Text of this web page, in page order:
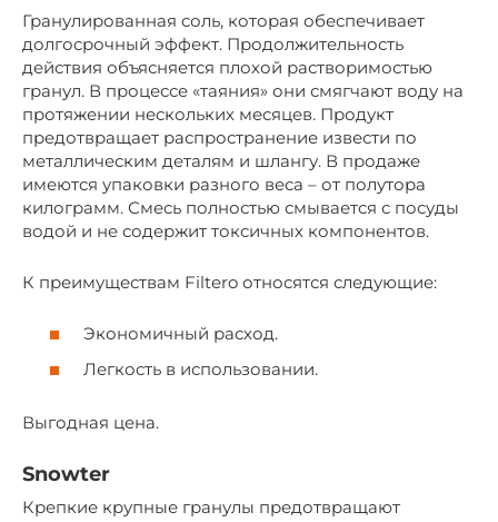
Гранулированная соль, которая обеспечивает
долгосрочный эффект. Продолжительность
действия объясняется плохой растворимостью
гранул. В процессе «таяния» они смягчают воду на
протяжении нескольких месяцев. Продукт
предотвращает распространение извести по
металлическим деталям и шлангу. В продаже
имеются упаковки разного веса – от полутора
килограмм. Смесь полностью смывается с посуды
водой и не содержит токсичных компонентов.
К преимуществам Filtero относятся следующие:
Экономичный расход.
Легкость в использовании.
Выгодная цена.
Snowter
Крепкие крупные гранулы предотвращают